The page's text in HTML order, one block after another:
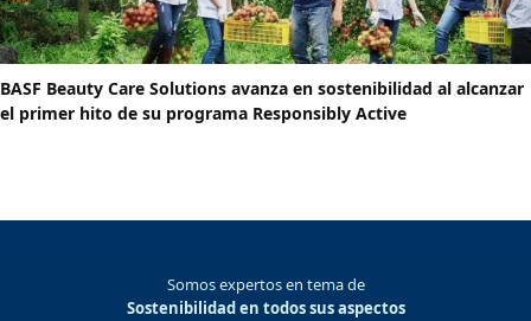
BASF Beauty Care Solutions avanza en sostenibilidad al alcanzar
el primer hito de su programa Responsibly Active
Somos expertos en tema de
Sostenibilidad en todos sus aspectos